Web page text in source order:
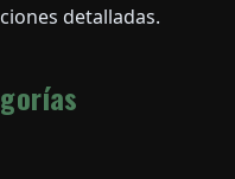
detalladas.